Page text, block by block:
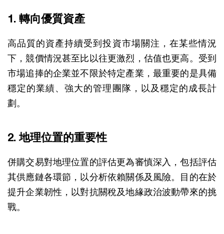
1. 轉向優質資產
高品質的資產持續受到投資市場關注，在某些情況
下，競價情況甚至比以往更激烈，估值也更高。受到
市場追捧的企業並不限於特定產業，最重要的是具備
穩定的業績、強大的管理團隊，以及穩定的成長計
劃。
2. 地理位置的重要性
併購交易對地理位置的評估更為審慎深入，包括評估
其供應鏈各環節，以分析依賴關係及風險。目的在於
提升企業韌性，以對抗關稅及地緣政治波動帶來的挑
戰。